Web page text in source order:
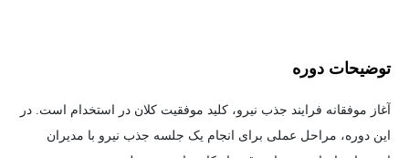
توضیحات دوره
آغاز موفقانه فرایند جذب نیرو، کلید موفقیت کلان در استخدام است. در
این دوره، مراحل عملی برای انجام یک جلسه جذب نیرو با مدیران